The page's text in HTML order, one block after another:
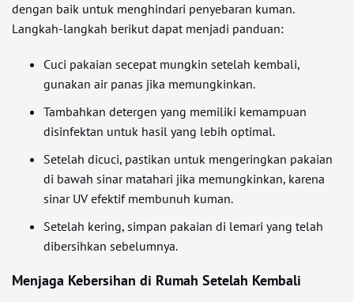
dengan baik untuk menghindari penyebaran kuman.
Langkah-langkah berikut dapat menjadi panduan:
Cuci pakaian secepat mungkin setelah kembali,
gunakan air panas jika memungkinkan.
Tambahkan detergen yang memiliki kemampuan
disinfektan untuk hasil yang lebih optimal.
Setelah dicuci, pastikan untuk mengeringkan pakaian
di bawah sinar matahari jika memungkinkan, karena
sinar UV efektif membunuh kuman.
Setelah kering, simpan pakaian di lemari yang telah
dibersihkan sebelumnya.
Menjaga Kebersihan di Rumah Setelah Kembali